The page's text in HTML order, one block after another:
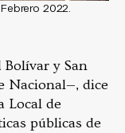
2022.
y San
Nacional—, dice
Local de
públicas de